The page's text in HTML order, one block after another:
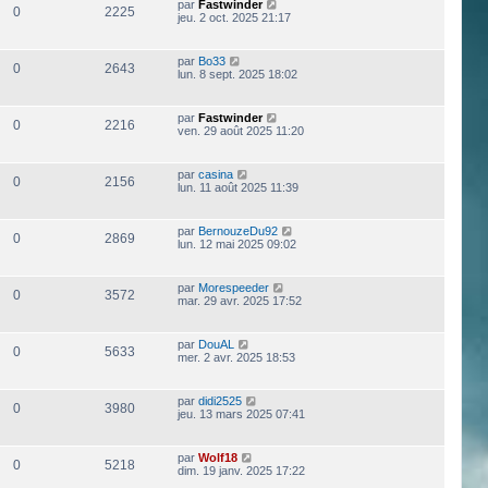
0 2225 par Fastwinder
jeu. 2 oct. 2025 21:17
0 2643 par Bo33
lun. 8 sept. 2025 18:02
0 2216 par Fastwinder
ven. 29 août 2025 11:20
0 2156 par casina
lun. 11 août 2025 11:39
0 2869 par BernouzeDu92
lun. 12 mai 2025 09:02
0 3572 par Morespeeder
mar. 29 avr. 2025 17:52
0 5633 par DouAL
mer. 2 avr. 2025 18:53
0 3980 par didi2525
jeu. 13 mars 2025 07:41
0 5218 par Wolf18
dim. 19 janv. 2025 17:22